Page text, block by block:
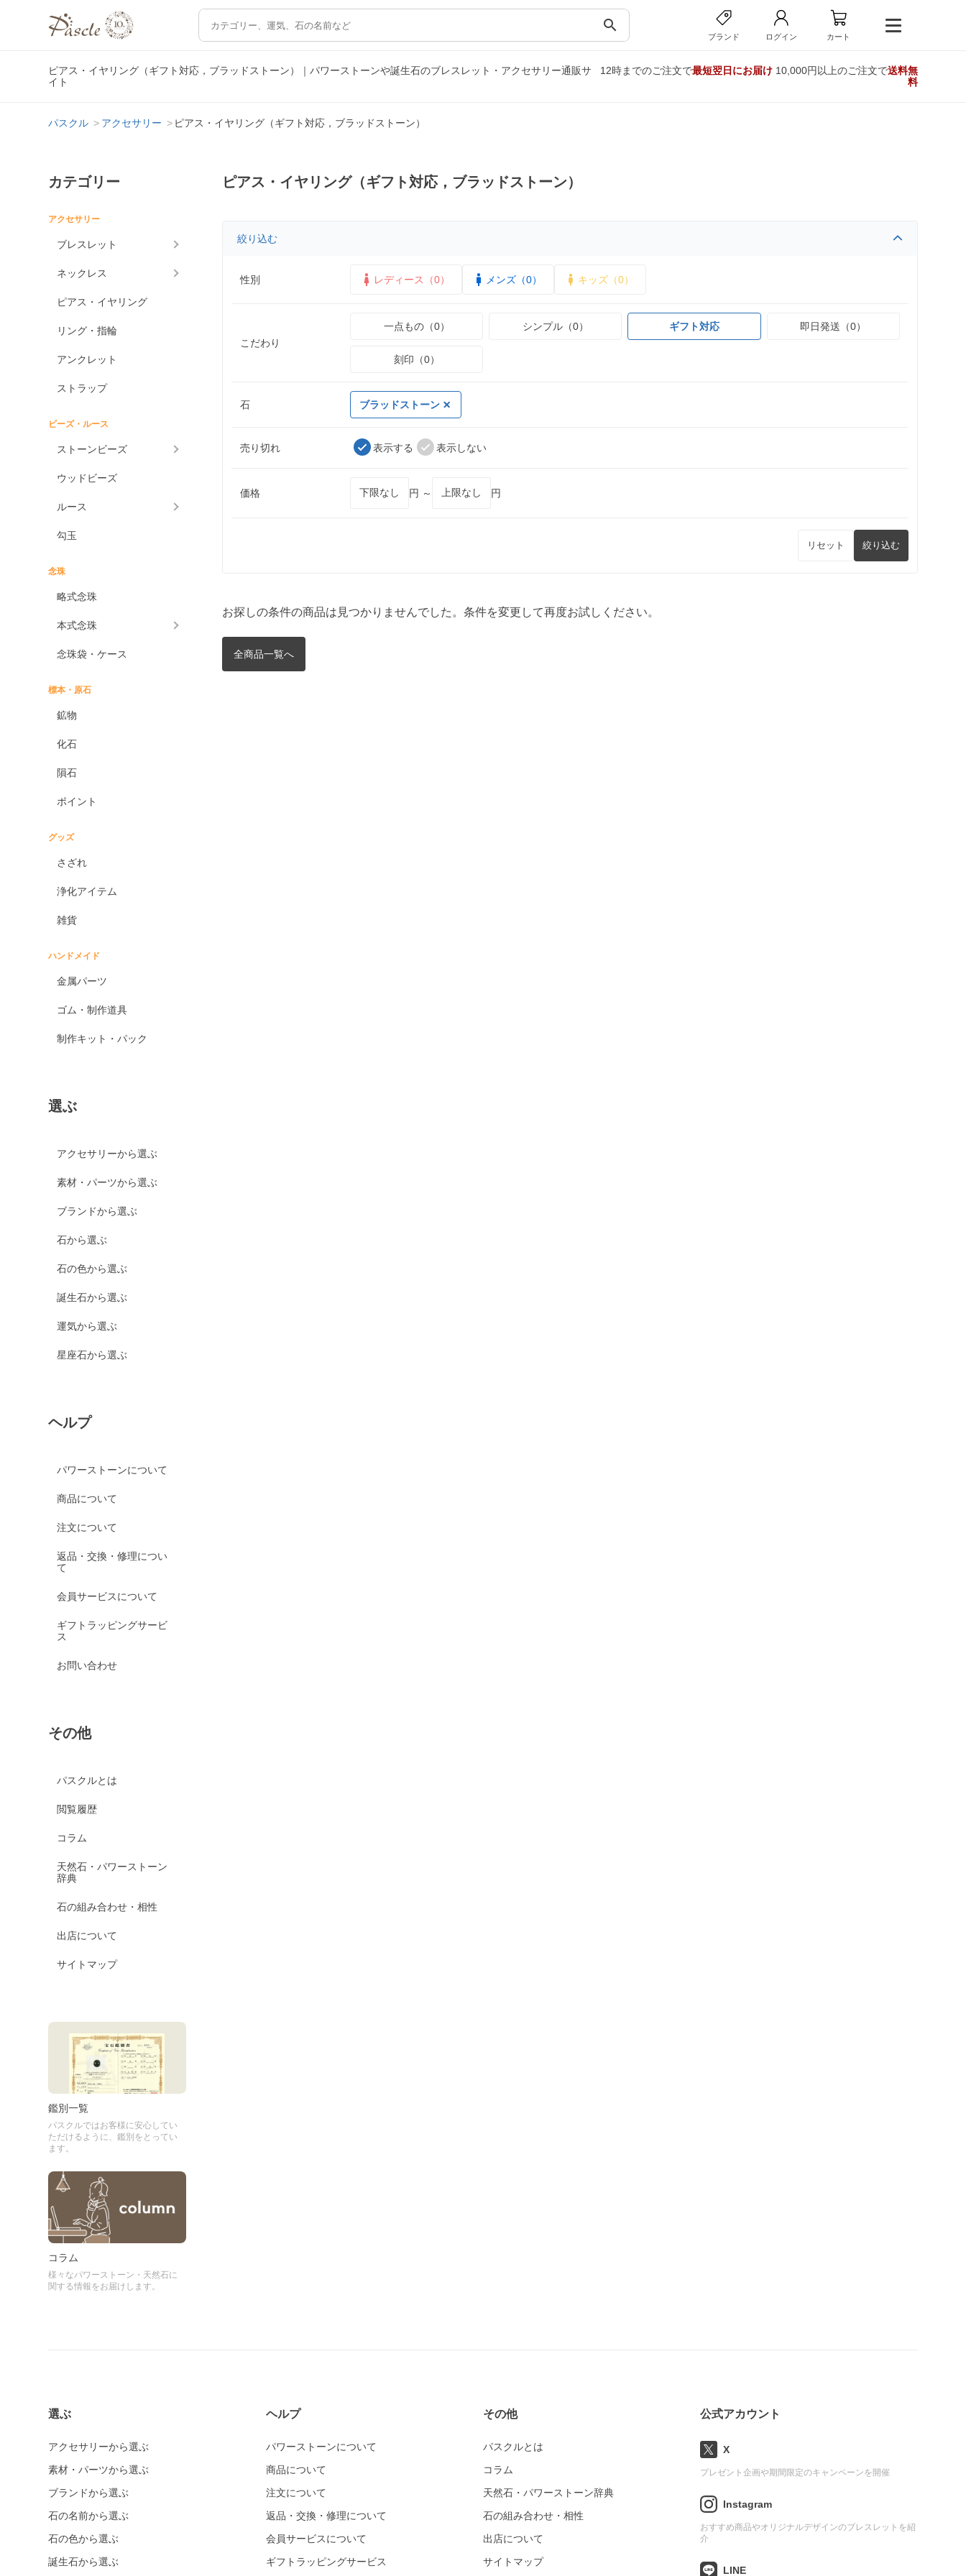
search
ブランド ログイン カート
ピアス・イヤリング（ギフト対応，ブラッドストーン）｜パワーストーンや誕生石のブレスレット・アクセサリー通販サ
イト
12時までのご注文で最短翌日にお届け10,000円以上のご注文で送料無
料
パスクル アクセサリー ピアス・イヤリング（ギフト対応，ブラッドストーン）
カテゴリー
アクセサリー
ブレスレット
ネックレス
ピアス・イヤリング
リング・指輪
アンクレット
ストラップ
ビーズ・ルース
ストーンビーズ
ウッドビーズ
ルース
勾玉
念珠
略式念珠
本式念珠
念珠袋・ケース
標本・原石
鉱物
化石
隕石
ポイント
グッズ
さざれ
浄化アイテム
雑貨
ハンドメイド
金属パーツ
ゴム・制作道具
制作キット・パック
選ぶ
アクセサリーから選ぶ
素材・パーツから選ぶ
ブランドから選ぶ
石から選ぶ
石の色から選ぶ
誕生石から選ぶ
運気から選ぶ
星座石から選ぶ
ヘルプ
パワーストーンについて
商品について
注文について
返品・交換・修理につい
て
会員サービスについて
ギフトラッピングサービ
ス
お問い合わせ
その他
パスクルとは
閲覧履歴
コラム
天然石・パワーストーン
辞典
石の組み合わせ・相性
出店について
サイトマップ
鑑別一覧
パスクルではお客様に安心してい
ただけるように、鑑別をとってい
ます。
コラム
様々なパワーストーン・天然石に
関する情報をお届けします。
ピアス・イヤリング（ギフト対応，ブラッドストーン）
絞り込む
性別 レディース（0） メンズ（0） キッズ（0）
こだわり
一点もの（0） シンプル（0） ギフト対応 即日発送（0）
刻印（0）
石 ブラッドストーン
売り切れ 表示する 表示しない
価格 円 ～ 円
リセット 絞り込む
お探しの条件の商品は見つかりませんでした。条件を変更して再度お試しください。
全商品一覧へ
選ぶ
アクセサリーから選ぶ
素材・パーツから選ぶ
ブランドから選ぶ
石の名前から選ぶ
石の色から選ぶ
誕生石から選ぶ
ヘルプ
パワーストーンについて
商品について
注文について
返品・交換・修理について
会員サービスについて
ギフトラッピングサービス
その他
パスクルとは
コラム
天然石・パワーストーン辞典
石の組み合わせ・相性
出店について
サイトマップ
公式アカウント
X
プレゼント企画や期間限定のキャンペーンを開催
Instagram
おすすめ商品やオリジナルデザインのブレスレットを紹
介
LINE